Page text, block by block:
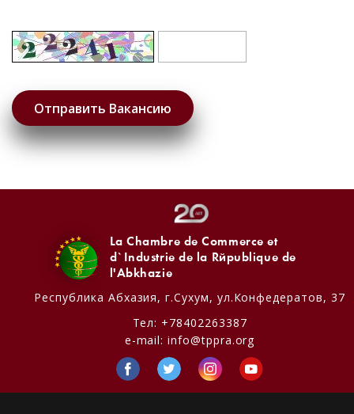
La Chambre de Commerce et
d`Industrie de la République de
l'Abkhazie
Республика Абхазия, г.Сухум, ул.Конфедератов, 37
Тел: +78402263387
e-mail:info@tppra.org